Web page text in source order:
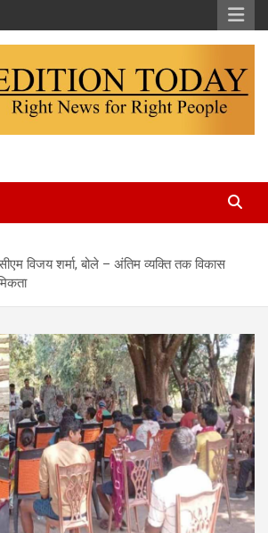
विजय शर्मा, बोले – अंतिम व्यक्ति तक विकास